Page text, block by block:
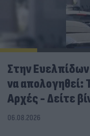
Στην
να απολογηθεί:
Αρχές - Δείτε
06.08.2026